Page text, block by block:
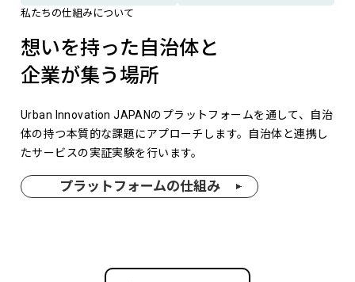
私たちの仕組みについて
想いを持った自治体と
企業が集う場所
Urban Innovation JAPANのプラットフォームを通して、自治
体の持つ本質的な課題にアプローチします。自治体と連携し
たサービスの実証実験を行います。
プラットフォームの仕組み